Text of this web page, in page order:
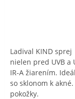
Ladival KIND
nielen pred UVB a
IR-A žiarením.
so sklonom k
pokožky.